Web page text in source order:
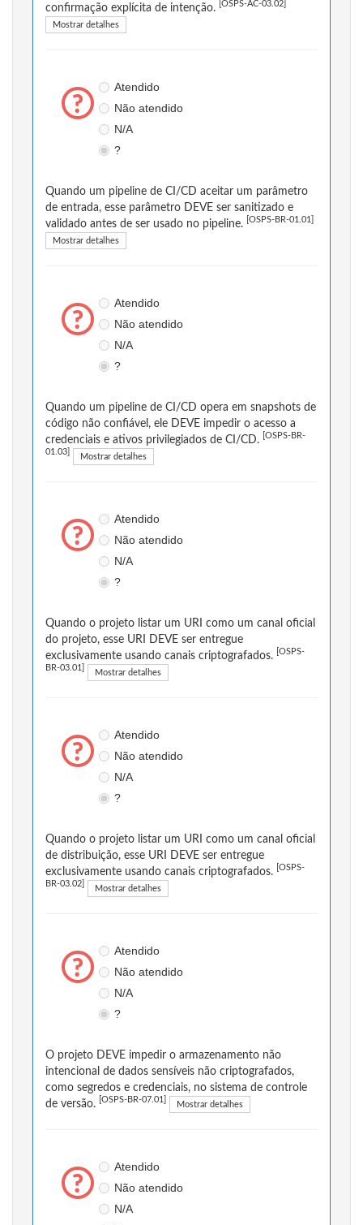
confirmação explícita de intenção. [OSPS-AC-03.02]
Mostrar detalhes
Atendido
Não atendido
N/A
?
Quando um pipeline de CI/CD aceitar um parâmetro
de entrada, esse parâmetro DEVE ser sanitizado e
validado antes de ser usado no pipeline.
[OSPS-BR-01.01]
Mostrar detalhes
Atendido
Não atendido
N/A
?
Quando um pipeline de CI/CD opera em snapshots de
código não confiável, ele DEVE impedir o acesso a
credenciais e ativos privilegiados de CI/CD.
[OSPS-BR-
01.03] Mostrar detalhes
Atendido
Não atendido
N/A
?
Quando o projeto listar um URI como um canal oficial
do projeto, esse URI DEVE ser entregue
exclusivamente usando canais criptografados.
[OSPS-
BR-03.01] Mostrar detalhes
Atendido
Não atendido
N/A
?
Quando o projeto listar um URI como um canal oficial
de distribuição, esse URI DEVE ser entregue
exclusivamente usando canais criptografados.
[OSPS-
BR-03.02] Mostrar detalhes
Atendido
Não atendido
N/A
?
O projeto DEVE impedir o armazenamento não
intencional de dados sensíveis não criptografados,
como segredos e credenciais, no sistema de controle
de versão.
[OSPS-BR-07.01] Mostrar detalhes
Atendido
Não atendido
N/A